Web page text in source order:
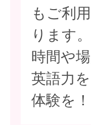
もご利
ります
時間や
英語力
体験を